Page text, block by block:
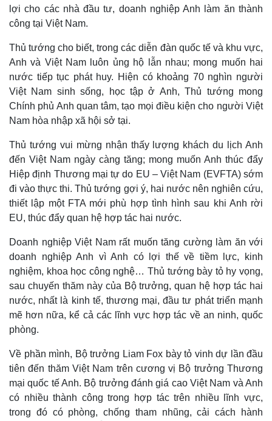
Thế giới
Cuộc sống đó đây
Hồ sơ
Ảnh
E-Magazine
Infographic
lợi cho các nhà đầu tư, doanh nghiệp Anh làm ăn thành
công tại Việt Nam.
Thủ tướng cho biết, trong các diễn đàn quốc tế và khu vực,
Anh và Việt Nam luôn ủng hộ lẫn nhau; mong muốn hai
nước tiếp tục phát huy. Hiện có khoảng 70 nghìn người
Việt Nam sinh sống, học tập ở Anh, Thủ tướng mong
Chính phủ Anh quan tâm, tạo mọi điều kiện cho người Việt
Nam hòa nhập xã hội sở tại.
Thủ tướng vui mừng nhận thấy lượng khách du lịch Anh
đến Việt Nam ngày càng tăng; mong muốn Anh thúc đẩy
Hiệp định Thương mại tự do EU – Việt Nam (EVFTA) sớm
đi vào thực thi. Thủ tướng gợi ý, hai nước nên nghiên cứu,
thiết lập một FTA mới phù hợp tình hình sau khi Anh rời
EU, thúc đẩy quan hệ hợp tác hai nước.
Doanh nghiệp Việt Nam rất muốn tăng cường làm ăn với
doanh nghiệp Anh vì Anh có lợi thế về tiềm lực, kinh
nghiệm, khoa học công nghệ… Thủ tướng bày tỏ hy vọng,
sau chuyến thăm này của Bộ trưởng, quan hệ hợp tác hai
nước, nhất là kinh tế, thương mại, đầu tư phát triển mạnh
mẽ hơn nữa, kể cả các lĩnh vực hợp tác về an ninh, quốc
phòng.
Về phần mình, Bộ trưởng Liam Fox bày tỏ vinh dự lần đầu
tiên đến thăm Việt Nam trên cương vị Bộ trưởng Thương
mại quốc tế Anh. Bộ trưởng đánh giá cao Việt Nam và Anh
có nhiều thành công trong hợp tác trên nhiều lĩnh vực,
trong đó có phòng, chống tham nhũng, cải cách hành